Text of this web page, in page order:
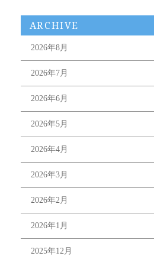
ARCHIVE
2026年8月
2026年7月
2026年6月
2026年5月
2026年4月
2026年3月
2026年2月
2026年1月
2025年12月